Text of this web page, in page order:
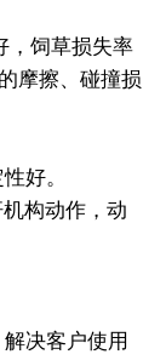
，饲草损失率
摩擦、碰撞损
好。
构动作，动
决客户使用